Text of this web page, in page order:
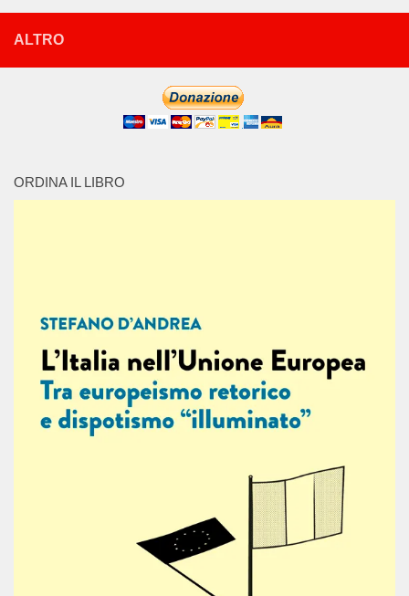
ALTRO
ORDINA IL LIBRO